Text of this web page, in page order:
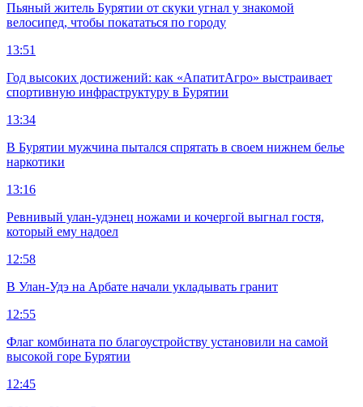
Пьяный житель Бурятии от скуки угнал у знакомой
велосипед, чтобы покататься по городу
13:51
Год высоких достижений: как «АпатитАгро» выстраивает
спортивную инфраструктуру в Бурятии
13:34
В Бурятии мужчина пытался спрятать в своем нижнем белье
наркотики
13:16
Ревнивый улан-удэнец ножами и кочергой выгнал гостя,
который ему надоел
12:58
В Улан-Удэ на Арбате начали укладывать гранит
12:55
Флаг комбината по благоустройству установили на самой
высокой горе Бурятии
12:45